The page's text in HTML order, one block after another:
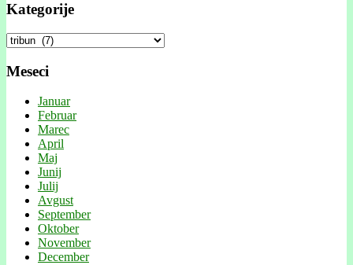
Kategorije
Kategorije
Meseci
Januar
Februar
Marec
April
Maj
Junij
Julij
Avgust
September
Oktober
November
December